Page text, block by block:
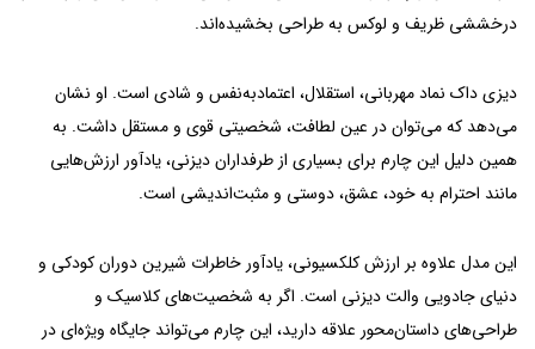
درخششی ظریف و لوکس به طراحی بخشیده‌اند.
دیزی داک نماد مهربانی، استقلال، اعتمادبه‌نفس و شادی است. او نشان
می‌دهد که می‌توان در عین لطافت، شخصیتی قوی و مستقل داشت. به
همین دلیل این چارم برای بسیاری از طرفداران دیزنی، یادآور ارزش‌هایی
مانند احترام به خود، عشق، دوستی و مثبت‌اندیشی است.
این مدل علاوه بر ارزش کلکسیونی، یادآور خاطرات شیرین دوران کودکی و
دنیای جادویی والت دیزنی است. اگر به شخصیت‌های کلاسیک و
طراحی‌های داستان‌محور علاقه دارید، این چارم می‌تواند جایگاه ویژه‌ای در